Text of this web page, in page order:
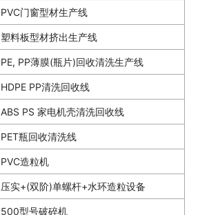
PVC门窗型材生产线
塑料板型材挤出生产线
PE, PP薄膜(瓶片)回收清洗生产线
HDPE PP清洗回收线
ABS PS 家电机壳清洗回收线
PET瓶回收清洗线
PVC造粒机
压实+(双阶)单螺杆+水环造粒设备
500型号破碎机